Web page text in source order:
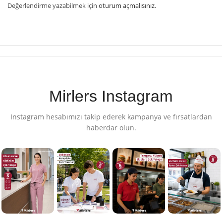
Değerlendirme yazabilmek için oturum açmalısınız.
Mirlers Instagram
Instagram hesabımızı takip ederek kampanya ve fırsatlardan
haberdar olun.